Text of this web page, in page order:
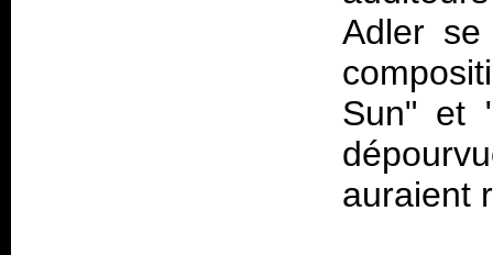
Adler
Sun" et
auraient